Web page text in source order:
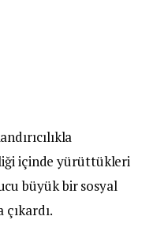
içinde yürüttükleri
büyük bir sosyal
çıkardı.